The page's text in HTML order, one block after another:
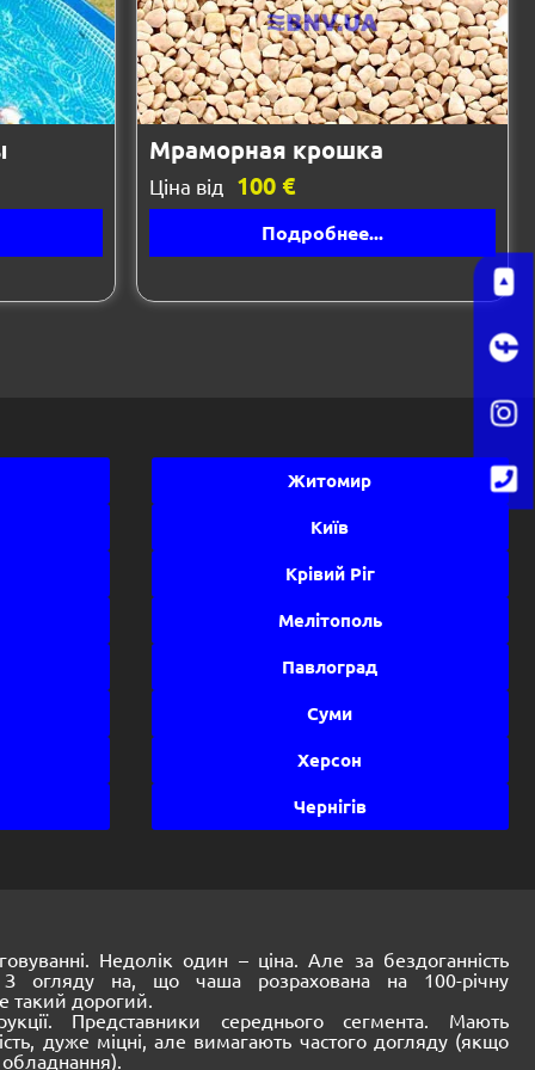
Мраморная крошка
Ціна від 100 €
Подробнее...
Житомир
Київ
Крівий Ріг
Мелітополь
Павлоград
Суми
Херсон
Чернігів
Недолік один – ціна. Але за бездоганність
З огляду на, що чаша розрахована на 100-річну
такий дорогий.
Представники середнього сегмента. Мають
дуже міцні, але вимагають частого догляду (якщо